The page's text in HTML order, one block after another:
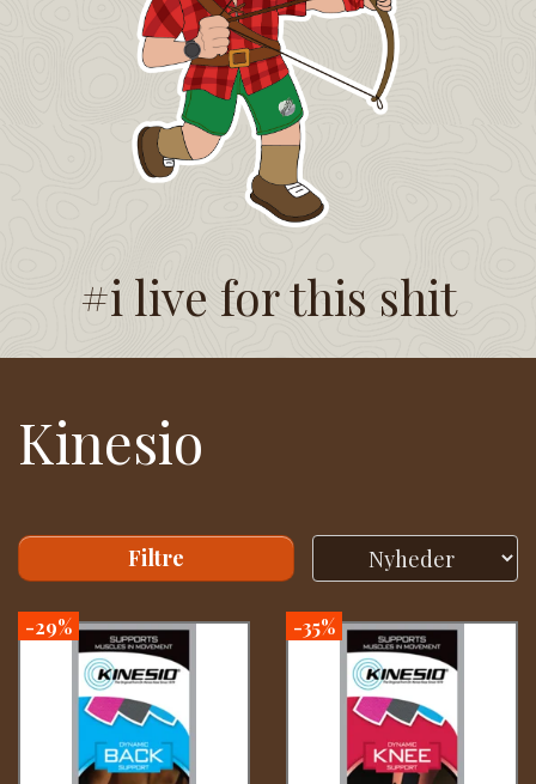
#i live for this shit
Kinesio
Filtre
-29% -35%